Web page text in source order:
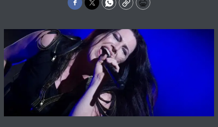
Facebook
TwitterWhatsApp
CopyPrint